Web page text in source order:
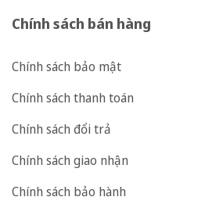
Chính sách bán hàng
Chính sách bảo mật
Chính sách thanh toán
Chính sách đổi trả
Chính sách giao nhận
Chính sách bảo hành